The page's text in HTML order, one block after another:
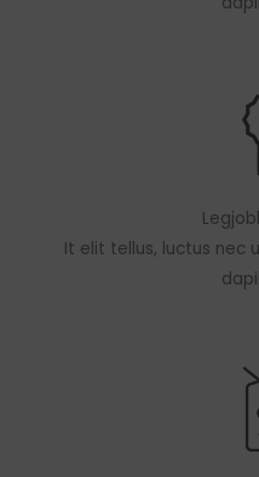
It elit tellus, luctus nec